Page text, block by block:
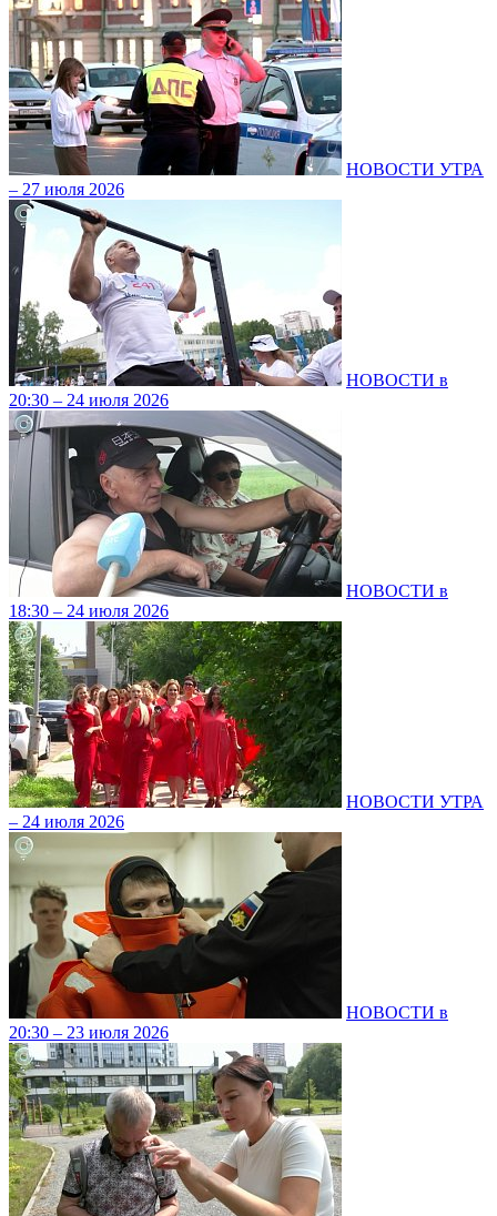
НОВОСТИ УТРА
– 27 июля 2026
НОВОСТИ в
20:30 – 24 июля 2026
НОВОСТИ в
18:30 – 24 июля 2026
НОВОСТИ УТРА
– 24 июля 2026
НОВОСТИ в
20:30 – 23 июля 2026